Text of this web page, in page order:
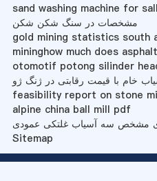
sand washing machine for sall
مشخصات در سنگ شکن شکن
gold mining statistics south
mininghow much does
otomotif potong silinder
خام با قیمت رقابتی در ژنگ ژو
feasibility report on stone
alpine china ball mill pdf
مشخص سه آسیاب غلتکی عمودی
Sitemap